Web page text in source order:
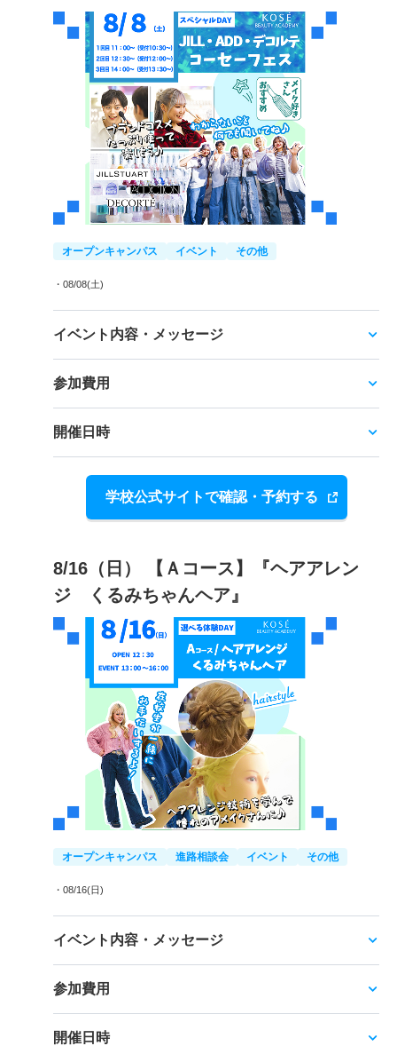
オープンキャンパス イベント その他
・08/08(土)
イベント内容・メッセージ
参加費用
開催日時
学校公式サイトで確認・予約する
8/16（日） 【Ａコース】『ヘアアレン
ジ くるみちゃんヘア』
オープンキャンパス 進路相談会 イベント その他
・08/16(日)
イベント内容・メッセージ
参加費用
開催日時